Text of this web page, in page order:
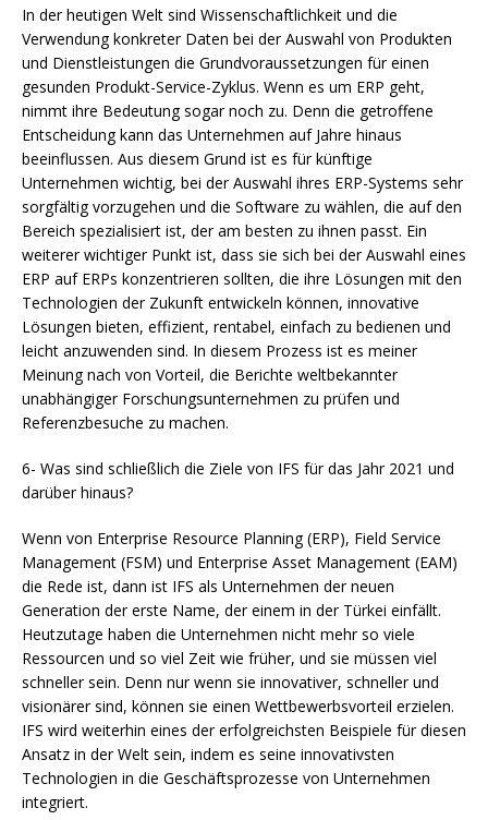
In der heutigen Welt sind Wissenschaftlichkeit und die
Verwendung konkreter Daten bei der Auswahl von Produkten
und Dienstleistungen die Grundvoraussetzungen für einen
gesunden Produkt-Service-Zyklus. Wenn es um ERP geht,
nimmt ihre Bedeutung sogar noch zu. Denn die getroffene
Entscheidung kann das Unternehmen auf Jahre hinaus
beeinflussen. Aus diesem Grund ist es für künftige
Unternehmen wichtig, bei der Auswahl ihres ERP-Systems sehr
sorgfältig vorzugehen und die Software zu wählen, die auf den
Bereich spezialisiert ist, der am besten zu ihnen passt. Ein
weiterer wichtiger Punkt ist, dass sie sich bei der Auswahl eines
ERP auf ERPs konzentrieren sollten, die ihre Lösungen mit den
Technologien der Zukunft entwickeln können, innovative
Lösungen bieten, effizient, rentabel, einfach zu bedienen und
leicht anzuwenden sind. In diesem Prozess ist es meiner
Meinung nach von Vorteil, die Berichte weltbekannter
unabhängiger Forschungsunternehmen zu prüfen und
Referenzbesuche zu machen.
6- Was sind schließlich die Ziele von IFS für das Jahr 2021 und
darüber hinaus?
Wenn von Enterprise Resource Planning (ERP), Field Service
Management (FSM) und Enterprise Asset Management (EAM)
die Rede ist, dann ist IFS als Unternehmen der neuen
Generation der erste Name, der einem in der Türkei einfällt.
Heutzutage haben die Unternehmen nicht mehr so viele
Ressourcen und so viel Zeit wie früher, und sie müssen viel
schneller sein. Denn nur wenn sie innovativer, schneller und
visionärer sind, können sie einen Wettbewerbsvorteil erzielen.
IFS wird weiterhin eines der erfolgreichsten Beispiele für diesen
Ansatz in der Welt sein, indem es seine innovativsten
Technologien in die Geschäftsprozesse von Unternehmen
integriert.